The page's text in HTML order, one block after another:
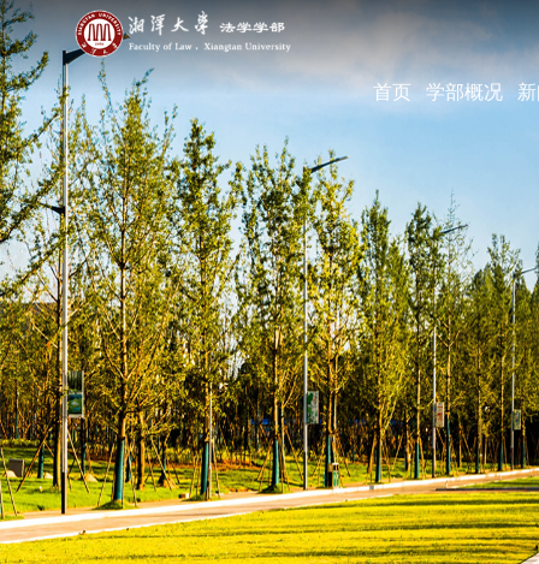
首页 学部概况
现任领导
机构设置
学部宣传片
部长寄语